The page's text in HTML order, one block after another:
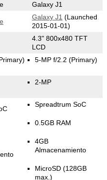
Galaxy J1
Galaxy J1 (Launched
2015-01-01)
4.3" 800x480 TFT
LCD
5-MP f/2.2 (Primary)
2-MP
Spreadtrum SoC
0.5GB RAM
4GB
Almacenamiento
MicroSD (128GB
max.)